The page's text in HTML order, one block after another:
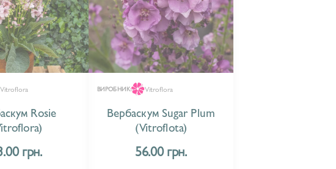
Vitroflora
Rosie
грн.
ВИРОБНИК: Vitroflora
Вербаскум Sugar Plum
(Vitroflota)
56.00 грн.